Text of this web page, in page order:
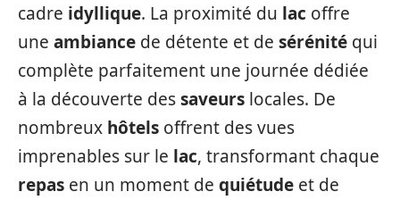
cadre idyllique. La proximité du lac offre
une ambiance de détente et de sérénité qui
complète parfaitement une journée dédiée
à la découverte dessaveurs locales. De
nombreux hôtels offrent des vues
imprenables sur le lac, transformant chaque
repas en un moment de quiétude et de